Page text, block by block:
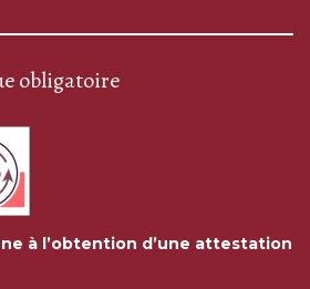
obligatoire
à l’obtention d’une attestation